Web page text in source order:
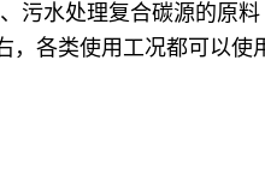
污水处理复合碳源的原料
，各类使用工况都可以使